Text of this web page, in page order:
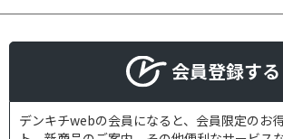
会員登録する
デンキチwebの会員になると、会員限定のお